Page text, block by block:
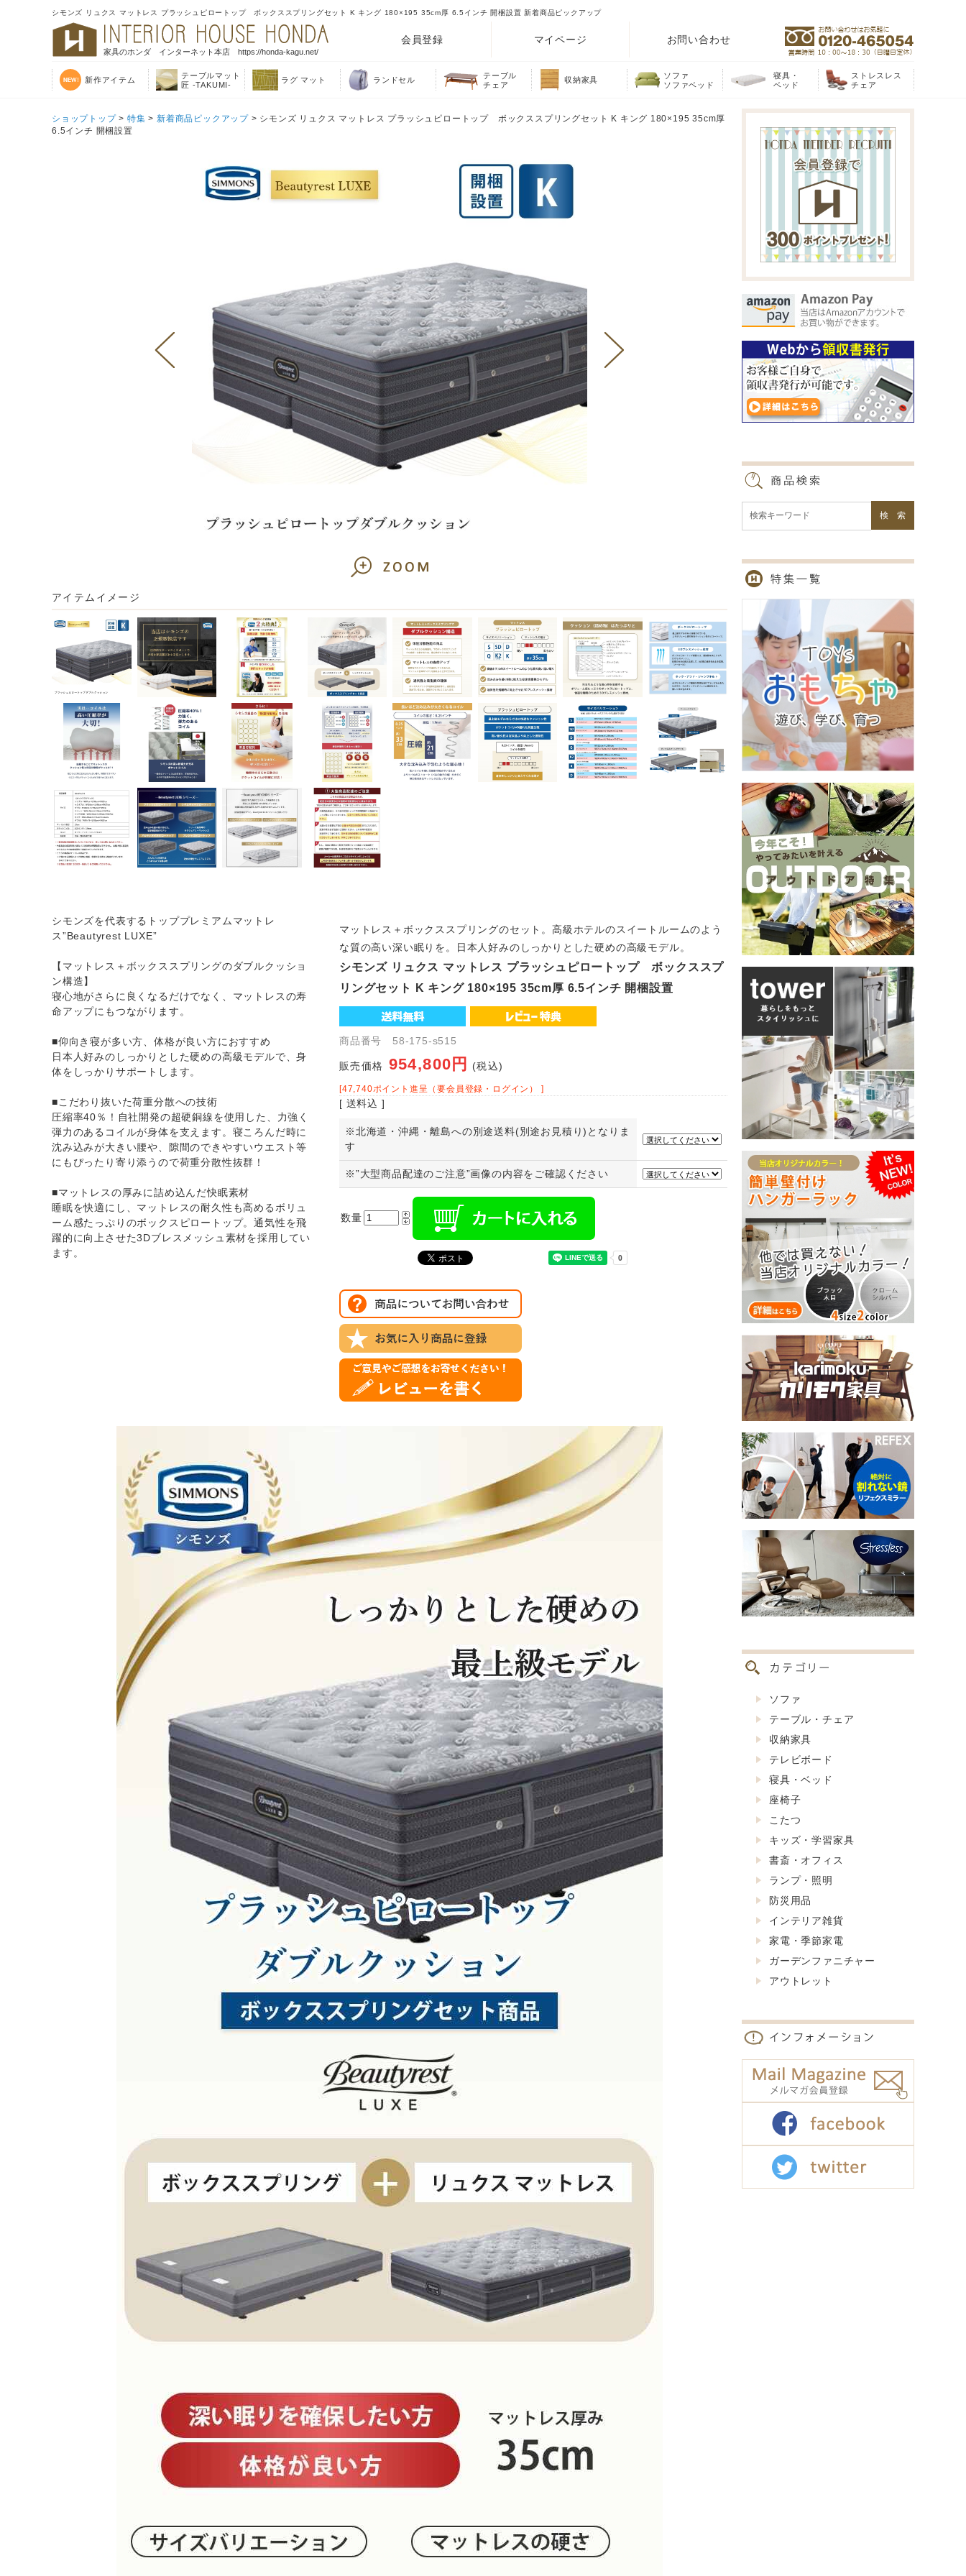
シモンズ リュクス マットレス プラッシュピロートップ ボックススプリングセット K キング 180×195 35cm厚 6.5インチ 開梱設置 新着商品ピックアップ
家具のホンダ インターネット本店 https://honda-kagu.net/
会員登録 マイページ お問い合わせ
新作アイテム
テーブルマット
匠 -TAKUMI-
ラグ マット ランドセル
テーブル
チェア
収納家具
ソファ
ソファベッド
寝具・
ベッド
ストレスレス
チェア
ショップトップ> 特集 >新着商品ピックアップ > シモンズ リュクス マットレス プラッシュピロートップ ボックススプリングセット K キング 180×195 35cm厚
6.5インチ 開梱設置
アイテムイメージ
シモンズを代表するトッププレミアムマットレ
ス”Beautyrest LUXE”
【マットレス＋ボックススプリングのダブルクッショ
ン構造】
寝心地がさらに良くなるだけでなく、マットレスの寿
命アップにもつながります。
■仰向き寝が多い方、体格が良い方におすすめ
日本人好みのしっかりとした硬めの高級モデルで、身
体をしっかりサポートします。
■こだわり抜いた荷重分散への技術
圧縮率40％！自社開発の超硬銅線を使用した、力強く
弾力のあるコイルが身体を支えます。寝ころんだ時に
沈み込みが大きい腰や、隙間のできやすいウエスト等
にもぴったり寄り添うので荷重分散性抜群！
■マットレスの厚みに詰め込んだ快眠素材
睡眠を快適にし、マットレスの耐久性も高めるボリュ
ーム感たっぷりのボックスピロートップ。通気性を飛
躍的に向上させた3Dブレスメッシュ素材を採用してい
ます。
マットレス＋ボックススプリングのセット。高級ホテルのスイートルームのよう
な質の高い深い眠りを。日本人好みのしっかりとした硬めの高級モデル。
シモンズ リュクス マットレス プラッシュピロートップ ボックススプ
リングセット K キング 180×195 35cm厚 6.5インチ 開梱設置
商品番号 58-175-s515
販売価格 954,800円 (税込)
[47,740ポイント進呈（要会員登録・ログイン） ]
[ 送料込 ]
※北海道・沖縄・離島への別途送料(別途お見積り)となりま
す
※”大型商品配達のご注意”画像の内容をご確認ください
数量
ソファ
テーブル・チェア
収納家具
テレビボード
寝具・ベッド
座椅子
こたつ
キッズ・学習家具
書斎・オフィス
ランプ・照明
防災用品
インテリア雑貨
家電・季節家電
ガーデンファニチャー
アウトレット